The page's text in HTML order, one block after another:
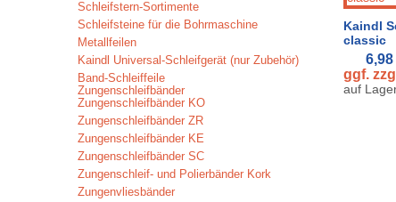
Schleifstern-Sortimente
Schleifsteine für die Bohrmaschine
Metallfeilen
Kaindl Universal-Schleifgerät (nur Zubehör)
Band-Schleiffeile
Zungenschleifbänder
Zungenschleifbänder KO
Zungenschleifbänder ZR
Zungenschleifbänder KE
Zungenschleifbänder SC
Zungenschleif- und Polierbänder Kork
Zungenvliesbänder
Kaindl
classic
6,98
ggf.
auf